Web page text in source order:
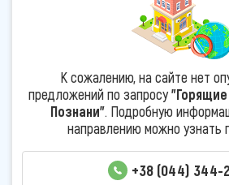
К сожалению, на сайте нет
предложений по запросу
Познани". Подробную
направлению можно узнать
+38 (044) 344-